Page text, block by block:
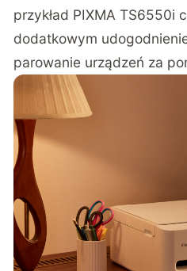
przykład PIXMA TS6550i
dodatkowym
parowanie urządzeń za